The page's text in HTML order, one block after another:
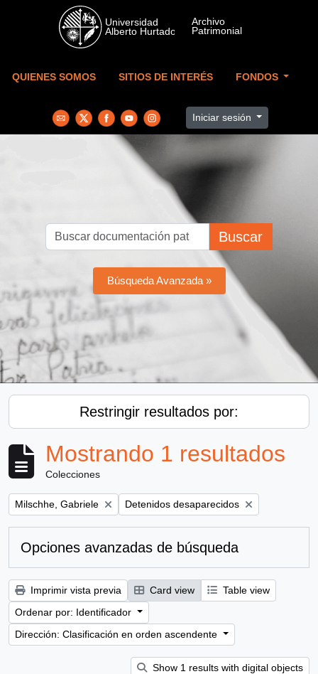
Skip to main content
QUIENES SOMOS SITIOS DE INTERÉS FONDOS
Iniciar sesión
Buscar
Búsqueda Avanzada »
Restringir resultados por:
Mostrando 1 resultados
Colecciones
Remove filter:
Milschhe, Gabriele Remove filter:
Detenidos desaparecidos
Opciones avanzadas de búsqueda
Imprimir vista previa Card view
Table view
Ordenar por: Identificador
Dirección: Clasificación en orden ascendente
Show 1 results with digital objects